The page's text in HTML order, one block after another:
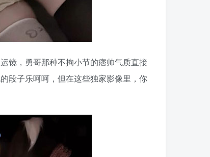
镜，勇哥那种不拘小节的痞帅气质直接
段子乐呵呵，但在这些独家影像里，你